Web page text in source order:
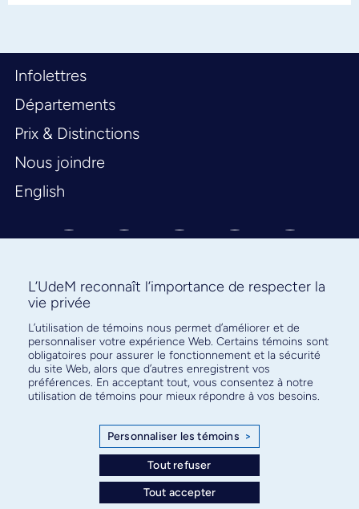
Infolettres
Départements
Prix & Distinctions
Nous joindre
English
Abonnez-vous à notre infolettre
pour connaître l’actualité facultaire
L’UdeM reconnaît l’importance de respecter la
vie privée
L’utilisation de témoins nous permet d’améliorer et de
personnaliser votre expérience Web. Certains témoins sont
obligatoires pour assurer le fonctionnement et la sécurité
du site Web, alors que d’autres enregistrent vos
préférences. En acceptant tout, vous consentez à notre
utilisation de témoins pour mieux répondre à vos besoins.
Personnaliser les témoins >
Tout refuser
Tout accepter